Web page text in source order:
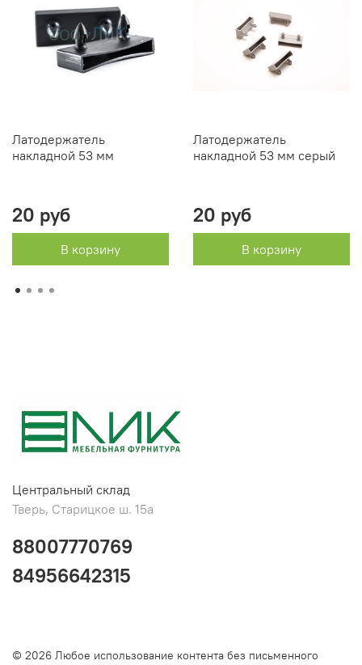
Латодержатель
накладной 53 мм
20 руб
В корзину
Латодержатель
накладной 53 мм серый
20 руб
В корзину
Центральный склад
Тверь, Старицкое ш. 15а
88007770769
84956642315
© 2026 Любое использование контента без письменного